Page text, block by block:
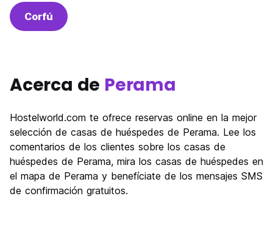
Corfú
Acerca de Perama
Hostelworld.com te ofrece reservas online en la mejor
selección de casas de huéspedes de Perama. Lee los
comentarios de los clientes sobre los casas de
huéspedes de Perama, mira los casas de huéspedes en
el mapa de Perama y benefíciate de los mensajes SMS
de confirmación gratuitos.